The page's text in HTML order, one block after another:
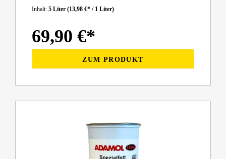
Inhalt: 5 Liter (13,98 €* / 1 Liter)
69,90 €*
ZUM PRODUKT